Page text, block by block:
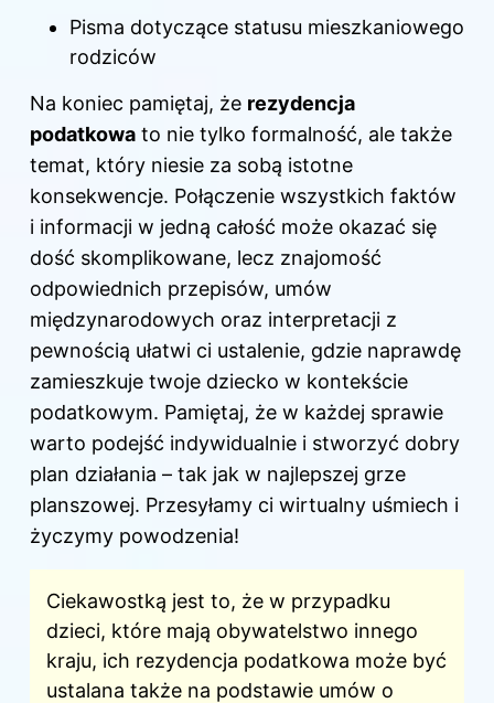
Pisma dotyczące statusu mieszkaniowego
rodziców
Na koniec pamiętaj, że rezydencja
podatkowa to nie tylko formalność, ale także
temat, który niesie za sobą istotne
konsekwencje. Połączenie wszystkich faktów
i informacji w jedną całość może okazać się
dość skomplikowane, lecz znajomość
odpowiednich przepisów, umów
międzynarodowych oraz interpretacji z
pewnością ułatwi ci ustalenie, gdzie naprawdę
zamieszkuje twoje dziecko w kontekście
podatkowym. Pamiętaj, że w każdej sprawie
warto podejść indywidualnie i stworzyć dobry
plan działania – tak jak w najlepszej grze
planszowej. Przesyłamy ci wirtualny uśmiech i
życzymy powodzenia!
Ciekawostką jest to, że w przypadku
dzieci, które mają obywatelstwo innego
kraju, ich rezydencja podatkowa może być
ustalana także na podstawie umów o